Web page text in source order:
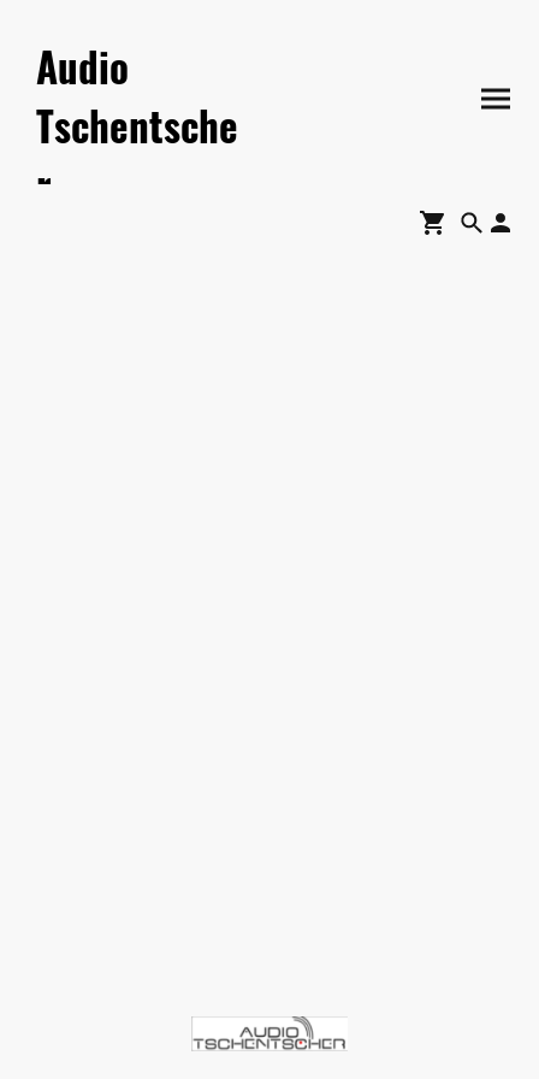
Audio
Tschentsche
r